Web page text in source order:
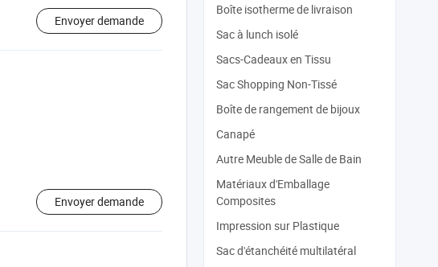
Envoyer demande
Envoyer demande
Boîte isotherme de livraison
Sac à lunch isolé
Sacs-Cadeaux en Tissu
Sac Shopping Non-Tissé
Boîte de rangement de bijoux
Canapé
Autre Meuble de Salle de Bain
Matériaux d'Emballage
Composites
Impression sur Plastique
Sac d'étanchéité multilatéral